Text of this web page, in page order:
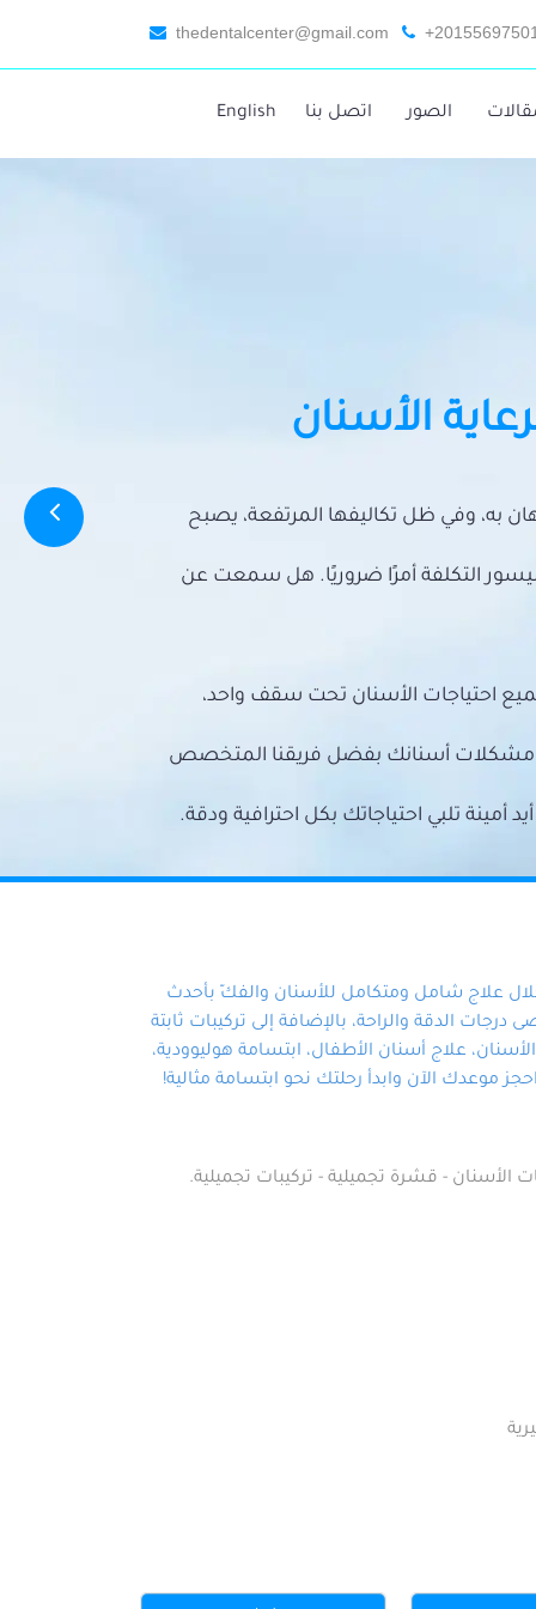
thedentalcenter@gmail.com
الصور اتصل بنا English
الأسنان
به، وفي ظل تكاليفها المرتفعة، يصبح
التكلفة أمرًا ضروريًا. هل سمعت عن
احتياجات الأسنان تحت سقف واحد،
مشكلات أسنانك بفضل فريقنا المتخصص
تلبي احتياجاتك بكل احترافية ودقة.
علاج شامل ومتكامل للأسنان والفكّ بأحدث
الدقة والراحة، بالإضافة إلى تركيبات ثابتة
علاج أسنان الأطفال، ابتسامة هوليوودية،
موعدك الآن وابدأ رحلتك نحو ابتسامة مثالية!
الأسنان - قشرة تجميلية - تركيبات تجميلية.